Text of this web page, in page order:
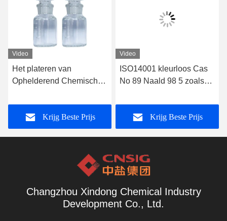
Video
Het plateren van
Ophelderend Chemisch
Chloorbenzaldehyde
ISO45001Krijg Beste Prijs
Video
ISO14001 kleurloos Cas
No 89 Naald 98 5 zoals
Krijg Beste Prijs
Changzhou Xindong Chemical Industry
Development Co., Ltd.